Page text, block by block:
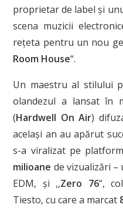
proprietar de label și
scena muzicii
rețeta pentru un nou
Room House“.
Un maestru al stilului
olandezul a lansat în
(Hardwell On Air)
același an au apărut
s-a viralizat pe
milioane de vizualizări
EDM, și ,,Zero 76“,
Tiesto, cu care a marcat